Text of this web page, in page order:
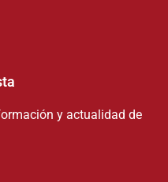
y actualidad de